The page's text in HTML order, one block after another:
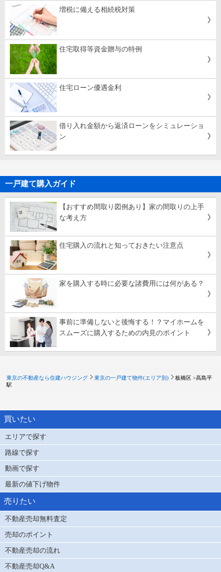
増税に備える相続税対策
住宅取得等資金贈与の特例
住宅ローン優遇金利
借り入れ金額から返済ローンをシミュレーショ
ン
一戸建て購入ガイド
【おすすめ間取り図例あり】家の間取りの上手
な考え方
住宅購入の流れと知っておきたい注意点
家を購入する時に必要な諸費用には何がある？
事前に準備しないと後悔する！？マイホームを
スムーズに購入するための内見のポイント
東京の不動産なら住建ハウジング 東京の一戸建て物件(エリア別) 板橋区 >高島平
駅
買いたい
エリアで探す
路線で探す
動画で探す
最新の値下げ物件
売りたい
不動産売却無料査定
売却のポイント
不動産売却の流れ
不動産売却Q&A